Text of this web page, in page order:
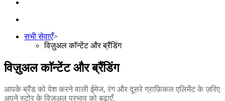
सभी सेवाएँ>
विज़ुअल काॅन्टेंट और ब्रैंडिंग
विज़ुअल काॅन्टेंट और ब्रैंडिंग
आपके ब्रैंड को पेश करने वाली ईमेज, रंग और दूसरे ग्राफ़िकल एलिमेंट के ज़रिए
अपने स्टोर के विज़ुअल प्रभाव को बढ़ाएँ.